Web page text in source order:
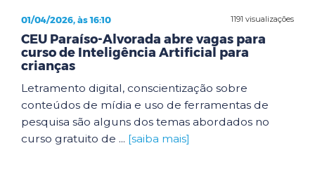
1191 visualizações
01/04/2026, às 16:10
CEU Paraíso-Alvorada abre vagas para
curso de Inteligência Artificial para
crianças
Letramento digital, conscientização sobre
conteúdos de mídia e uso de ferramentas de
pesquisa são alguns dos temas abordados no
curso gratuito de ... [saiba mais]